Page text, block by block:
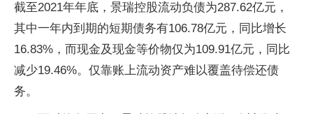
截至2021年年底，景瑞控股流动负债为287.62亿元，
其中一年内到期的短期债务有106.78亿元，同比增长
16.83%，而现金及现金等价物仅为109.91亿元，同比
减少19.46%。仅靠账上流动资产难以覆盖待偿还债
务。